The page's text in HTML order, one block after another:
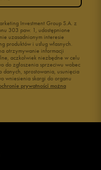
0%
Investment Group S.A. z
303 paw. 1, udostępnione
uzasadnionym interesie
produktów i usług własnych.
otrzymywanie informacji
aczkolwiek niezbędne w celu
do zgłoszenia sprzeciwu wobec
sprostowania, usunięcia
wniesienia skargi do organu
prywatności można